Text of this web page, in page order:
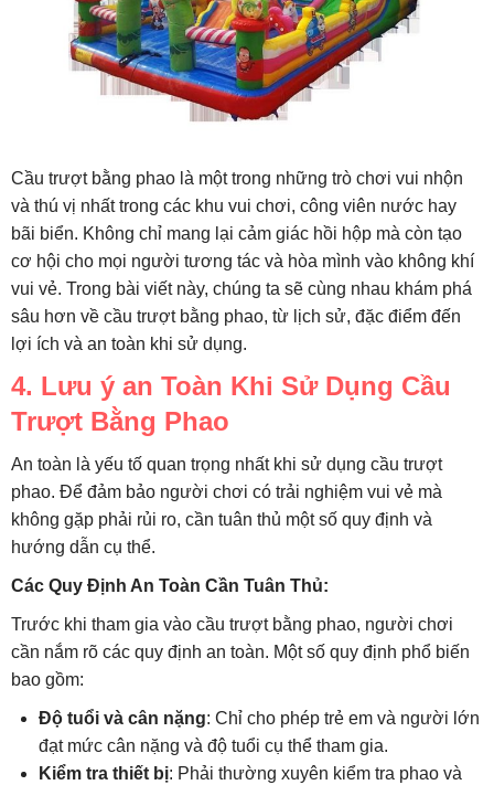
Cầu trượt bằng phao là một trong những trò chơi vui nhộn
và thú vị nhất trong các khu vui chơi, công viên nước hay
bãi biển. Không chỉ mang lại cảm giác hồi hộp mà còn tạo
cơ hội cho mọi người tương tác và hòa mình vào không khí
vui vẻ. Trong bài viết này, chúng ta sẽ cùng nhau khám phá
sâu hơn về cầu trượt bằng phao, từ lịch sử, đặc điểm đến
lợi ích và an toàn khi sử dụng.
4. Lưu ý an Toàn Khi Sử Dụng Cầu
Trượt Bằng Phao
An toàn là yếu tố quan trọng nhất khi sử dụng cầu trượt
phao. Để đảm bảo người chơi có trải nghiệm vui vẻ mà
không gặp phải rủi ro, cần tuân thủ một số quy định và
hướng dẫn cụ thể.
Các Quy Định An Toàn Cần Tuân Thủ:
Trước khi tham gia vào cầu trượt bằng phao, người chơi
cần nắm rõ các quy định an toàn. Một số quy định phổ biến
bao gồm:
Độ tuổi và cân nặng: Chỉ cho phép trẻ em và người lớn
đạt mức cân nặng và độ tuổi cụ thể tham gia.
Kiểm tra thiết bị: Phải thường xuyên kiểm tra phao và